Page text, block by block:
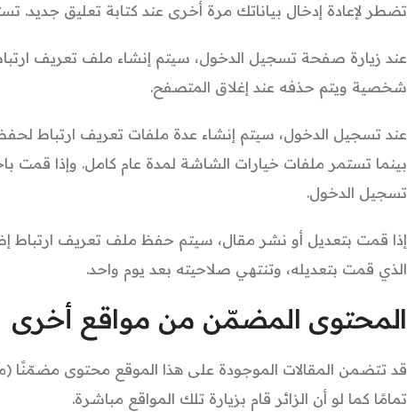
تضطر لإعادة إدخال بياناتك مرة أخرى عند كتابة تعليق جديد.
عند زيارة صفحة تسجيل الدخول، سيتم إنشاء ملف تعريف
شخصية ويتم حذفه عند إغلاق المتصفح.
عند تسجيل الدخول، سيتم إنشاء عدة ملفات تعريف ارتباط
بينما تستمر ملفات خيارات الشاشة لمدة عام كامل. وإذا
تسجيل الدخول.
إذا قمت بتعديل أو نشر مقال، سيتم حفظ ملف تعريف
الذي قمت بتعديله، وتنتهي صلاحيته بعد يوم واحد.
المحتوى المضمّن من مواقع أخرى
قد تتضمن المقالات الموجودة على هذا الموقع محتوى مضمّنًا
تمامًا كما لو أن الزائر قام بزيارة تلك المواقع مباشرة.